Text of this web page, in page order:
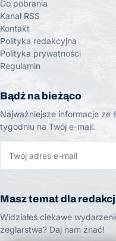
Do pobrania
Kanał RSS
Kontakt
Polityka redakcyjna
Polityka prywatności
Regulamin
Bądź na bieżąco
Najważniejsze informacje ze
tygodniu na Twój e-mail.
Masz temat dla
Widziałeś ciekawe
żeglarstwa? Daj nam znać!